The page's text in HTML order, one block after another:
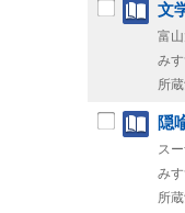
文
富
み
所
隠
ス
み
所